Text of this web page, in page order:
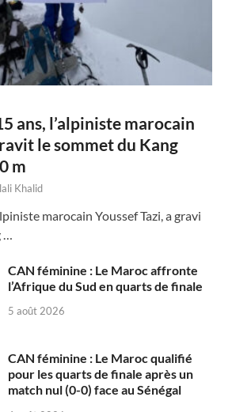
ans, l’alpiniste marocain
le sommet du Kang
m
Khalid
marocain Youssef Tazi, a gravi
CAN féminine : Le Maroc affronte
l’Afrique du Sud en quarts de finale
5 août 2026
CAN féminine : Le Maroc qualifié
pour les quarts de finale après un
match nul (0-0) face au Sénégal